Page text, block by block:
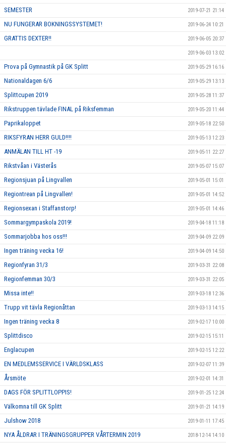
SEMESTER 2019-07-21 21:14
NU FUNGERAR BOKNINGSSYSTEMET! 2019-06-24 10:21
GRATTIS DEXTER!! 2019-06-05 20:37
2019-06-03 13:02
Prova på Gymnastik på GK Splitt 2019-05-29 16:16
Nationaldagen 6/6 2019-05-29 13:13
Splittcupen 2019 2019-05-28 11:37
Rikstruppen tävlade FINAL på Riksfemman 2019-05-20 11:44
Paprikaloppet 2019-05-18 22:50
RIKSFYRAN HERR GULD!!!! 2019-05-13 12:23
ANMÄLAN TILL HT -19 2019-05-11 22:27
Rikstvåan i Västerås 2019-05-07 15:07
Regionsjuan på Lingvallen 2019-05-01 15:01
Regiontrean på Lingvallen! 2019-05-01 14:52
Regionsexan i Staffanstorp! 2019-05-01 14:46
Sommargympaskola 2019! 2019-04-18 11:18
Sommarjobba hos oss!!! 2019-04-09 22:09
Ingen träning vecka 16! 2019-04-09 14:50
Regionfyran 31/3 2019-03-31 22:08
Regionfemman 30/3 2019-03-31 22:05
Missa inte!! 2019-03-18 12:36
Trupp vit tävla Regionåttan 2019-03-13 14:15
Ingen träning vecka 8 2019-02-17 10:00
Splittdisco 2019-02-15 15:11
Englacupen 2019-02-15 12:22
EN MEDLEMSSERVICE I VÄRLDSKLASS 2019-02-07 11:39
Årsmöte 2019-02-01 14:31
DAGS FÖR SPLITTLOPPIS! 2019-01-25 12:24
Välkomna till GK Splitt 2019-01-21 14:19
Julshow 2018 2019-01-11 17:45
NYA ÅLDRAR I TRÄNINGSGRUPPER VÅRTERMIN 2019 2018-12-14 14:10